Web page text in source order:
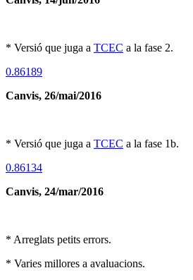
* Versió que juga a TCEC a la fase 2.
0.86189
Canvis, 26/mai/2016
* Versió que juga a TCEC a la fase 1b.
0.86134
Canvis, 24/mar/2016
* Arreglats petits errors.
* Varies millores a avaluacions.